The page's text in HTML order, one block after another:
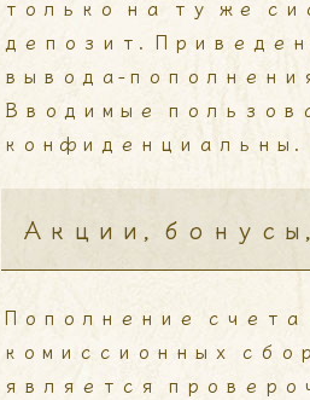
только на ту же
депозит.
вывода-
Вводимые
конфиденциальны.
Акции,
Пополнение
комиссионных
является